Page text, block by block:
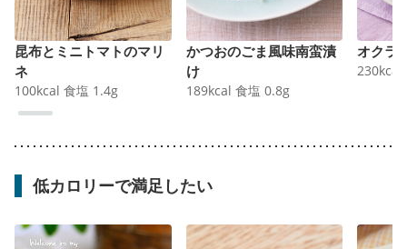
昆布とミニトマトのマリ
ネ
100kcal 食塩 1.4g
かつおのごま風味南蛮漬
け
189kcal 食塩 0.8g
オクラ
230kcal
低カロリーで満足したい